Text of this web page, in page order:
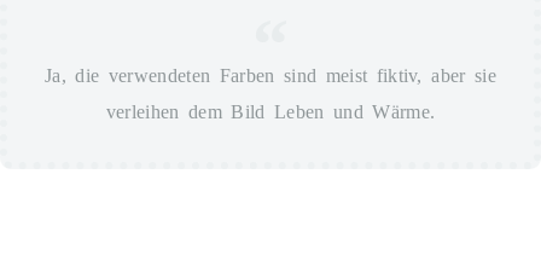
Ja, die verwendeten Farben sind meist fiktiv, aber sie
verleihen dem Bild Leben und Wärme.